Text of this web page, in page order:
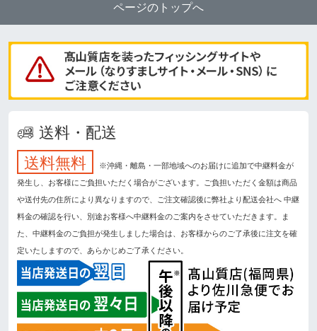
ページのトップへ
送料・配送
送料無料
※沖縄・離島・一部地域へのお届けに追加で中継料金が
発生し、お客様にご負担いただく場合がございます。ご負担いただく金額は商品
や送付先の住所により異なりますので、ご注文確認後に弊社より配送会社へ 中継
料金の確認を行い、別途お客様へ中継料金のご案内をさせていただきます。ま
た、中継料金のご負担が発生しました場合は、お客様からのご了承後に注文を確
定いたしますので、あらかじめご了承ください。